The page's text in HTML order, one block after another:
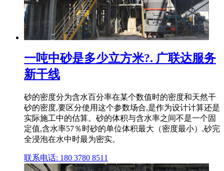
一吨中砂是多少立方米?. 广联达服务
新干线
砂的密度分为含水百分率在某个数值时的密度和天然干
砂的密度,要区分使用这个参数场合,是作为设计计算还是
实际施工中的估算。砂的体积与含水率之间不是一个固
定值,含水率57％时砂的单位体积最大（密度最小）,砂完
全浸泡在水中时最为密实。
联系电话: 180 3780 8511